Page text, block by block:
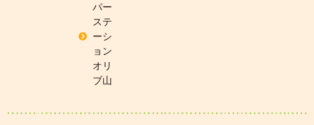
パー
ステ
ーシ
ョン
オリ
ブ山